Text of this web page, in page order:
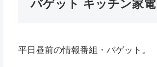
バゲット キッチン家電
平日昼前の情報番組・バゲット。